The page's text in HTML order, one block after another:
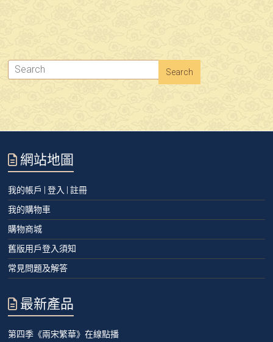
網站地圖
我的帳戶 | 登入 | 註冊
我的購物車
購物商城
舊版用戶登入須知
常見問題及解答
最新產品
第四季《兩宋繁華》在線點播